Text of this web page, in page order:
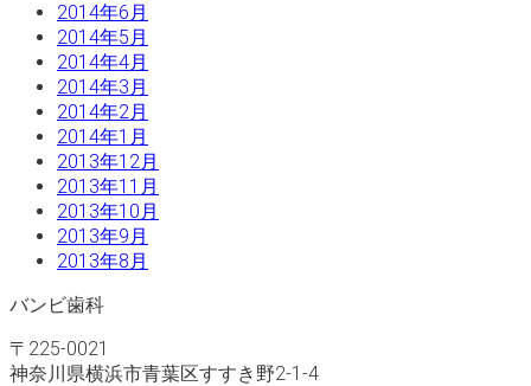
2014年6月
2014年5月
2014年4月
2014年3月
2014年2月
2014年1月
2013年12月
2013年11月
2013年10月
2013年9月
2013年8月
バンビ歯科
〒225-0021
神奈川県横浜市青葉区すすき野2-1-4